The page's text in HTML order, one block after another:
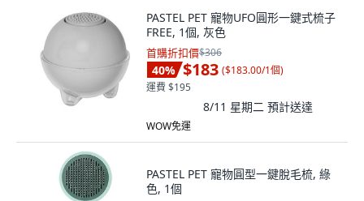
PASTEL PET 寵物UFO圓形一鍵式梳子
FREE, 1個, 灰色
首購折扣價$306
40% $183 ($183.00/1個)
運費 $195
8/11 星期二 預計送達
WOW免運
PASTEL PET 寵物圓型一鍵脫毛梳, 綠
色, 1個